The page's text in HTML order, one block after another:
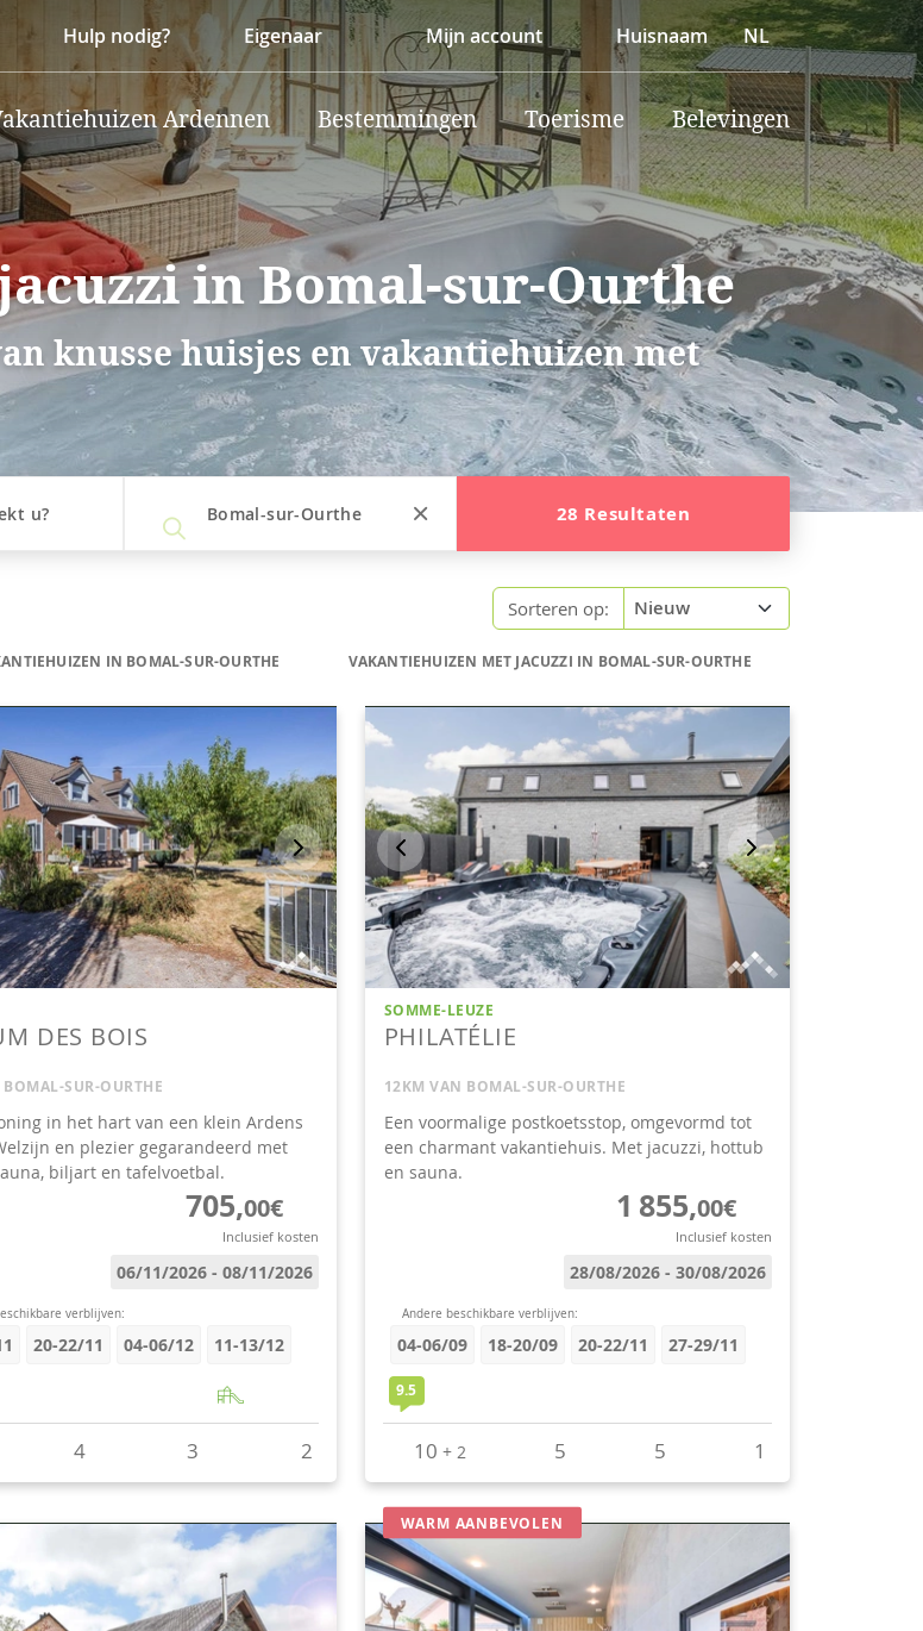
Hulp nodig? Eigenaar Mijn account Huisnaam NL
Ardennen Bestemmingen Toerisme Belevingen
in Bomal-sur-Ourthe
knusse huisjes en vakantiehuizen met
u? Bomal-sur-Ourthe 28 Resultaten
Sorteren op:
IN BOMAL-SUR-OURTHE VAKANTIEHUIZEN MET JACUZZI IN BOMAL-SUR-OURTHE